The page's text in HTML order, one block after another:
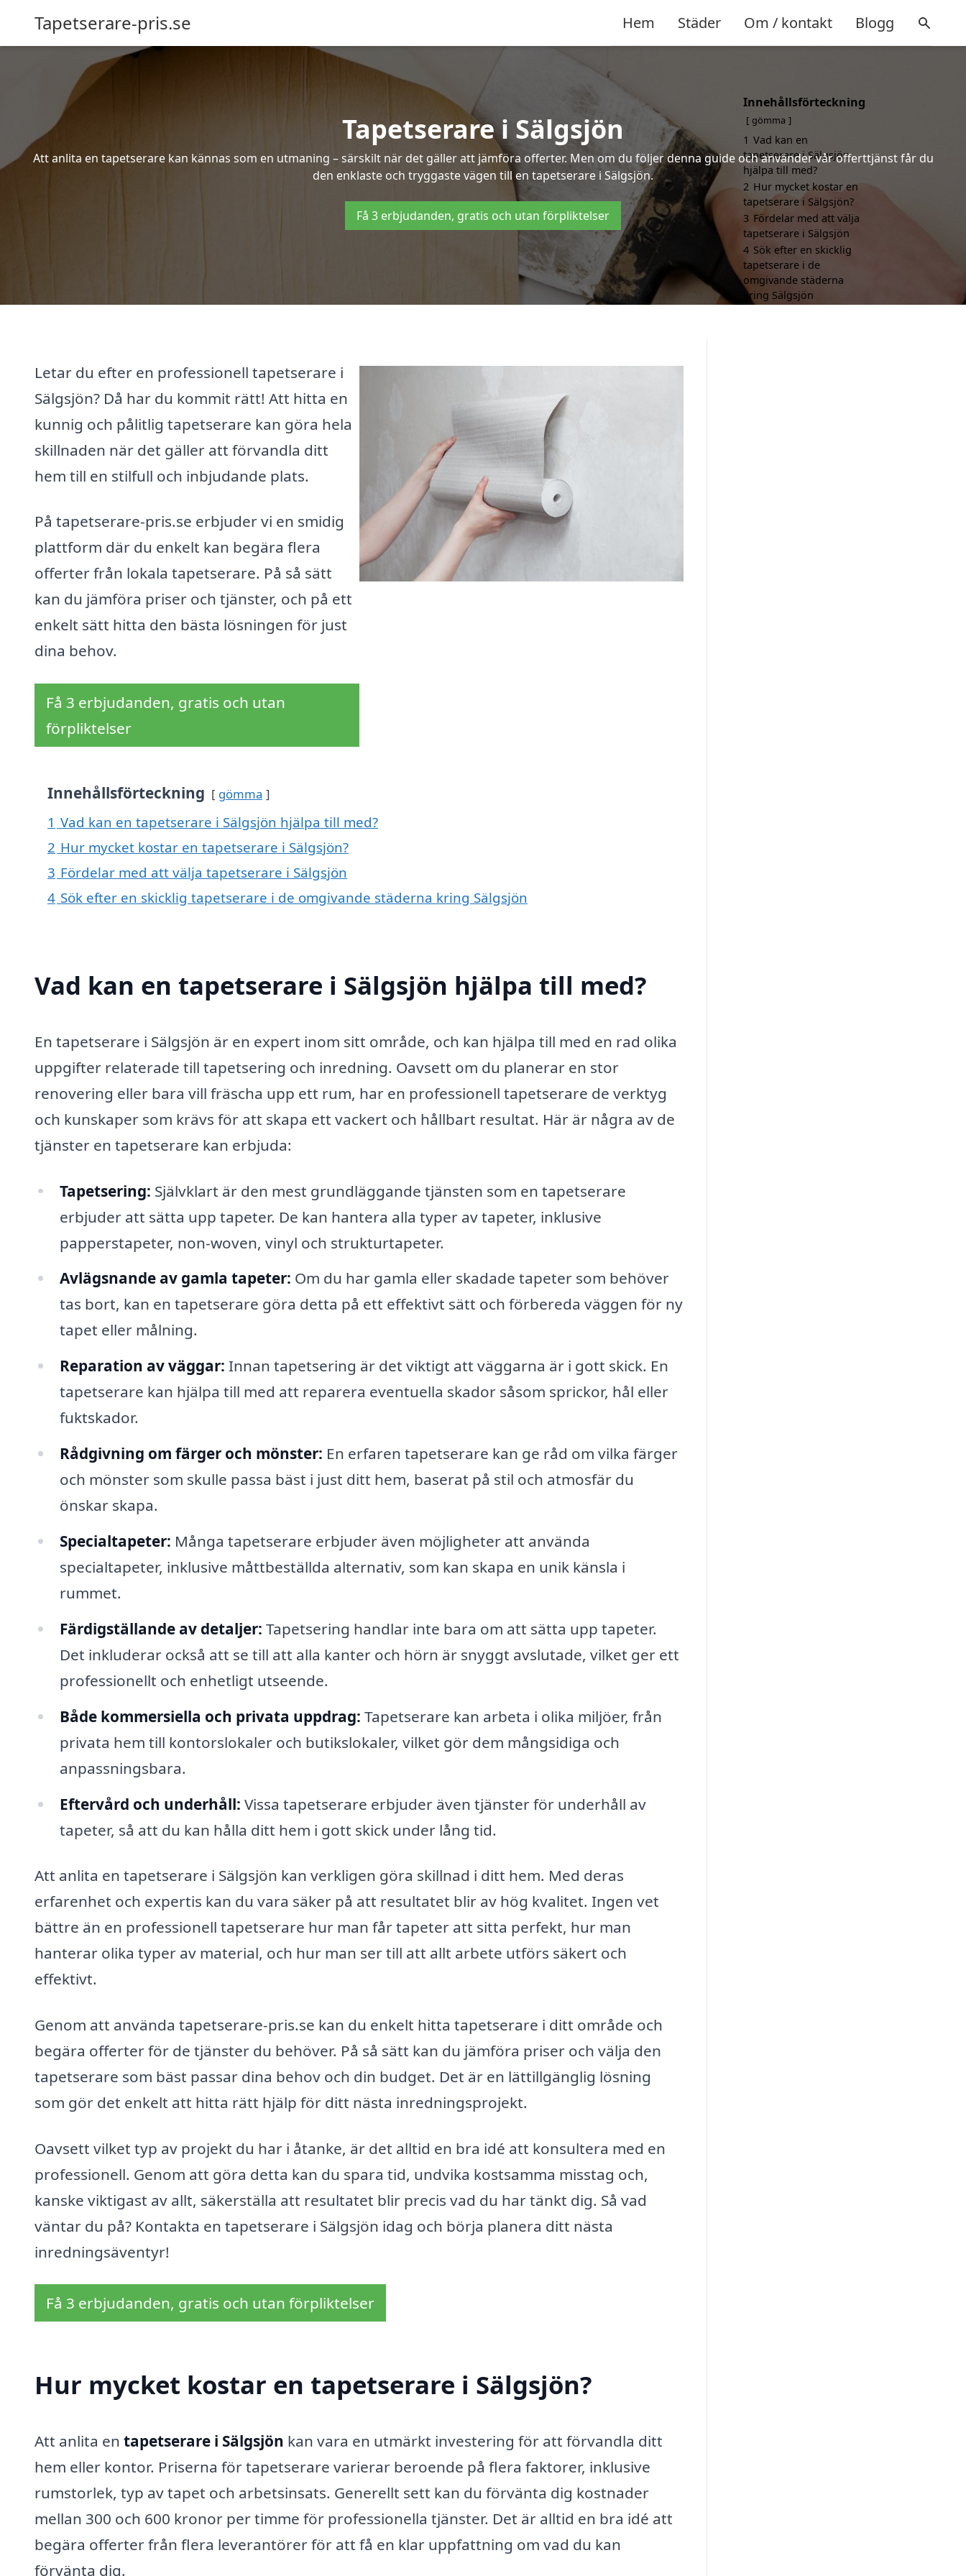
Tapetserare-pris.se Hem Städer Om / kontakt Blogg
Tapetserare i Sälgsjön
Att anlita en tapetserare kan kännas som en utmaning – särskilt när det gäller att jämföra offerter. Men om du följer denna guide och använder vår offerttjänst får du
den enklaste och tryggaste vägen till en tapetserare i Sälgsjön.
Få 3 erbjudanden, gratis och utan förpliktelser
Letar du efter en professionell tapetserare i
Sälgsjön? Då har du kommit rätt! Att hitta en
kunnig och pålitlig tapetserare kan göra hela
skillnaden när det gäller att förvandla ditt
hem till en stilfull och inbjudande plats.
På tapetserare-pris.se erbjuder vi en smidig
plattform där du enkelt kan begära flera
offerter från lokala tapetserare. På så sätt
kan du jämföra priser och tjänster, och på ett
enkelt sätt hitta den bästa lösningen för just
dina behov.
Få 3 erbjudanden, gratis och utan
förpliktelser
Innehållsförteckning gömma
1 Vad kan en tapetserare i Sälgsjön hjälpa till med?
2 Hur mycket kostar en tapetserare i Sälgsjön?
3 Fördelar med att välja tapetserare i Sälgsjön
4 Sök efter en skicklig tapetserare i de omgivande städerna kring Sälgsjön
Vad kan en tapetserare i Sälgsjön hjälpa till med?
En tapetserare i Sälgsjön är en expert inom sitt område, och kan hjälpa till med en rad olika
uppgifter relaterade till tapetsering och inredning. Oavsett om du planerar en stor
renovering eller bara vill fräscha upp ett rum, har en professionell tapetserare de verktyg
och kunskaper som krävs för att skapa ett vackert och hållbart resultat. Här är några av de
tjänster en tapetserare kan erbjuda:
Tapetsering: Självklart är den mest grundläggande tjänsten som en tapetserare
erbjuder att sätta upp tapeter. De kan hantera alla typer av tapeter, inklusive
papperstapeter, non-woven, vinyl och strukturtapeter.
Avlägsnande av gamla tapeter: Om du har gamla eller skadade tapeter som behöver
tas bort, kan en tapetserare göra detta på ett effektivt sätt och förbereda väggen för ny
tapet eller målning.
Reparation av väggar: Innan tapetsering är det viktigt att väggarna är i gott skick. En
tapetserare kan hjälpa till med att reparera eventuella skador såsom sprickor, hål eller
fuktskador.
Rådgivning om färger och mönster: En erfaren tapetserare kan ge råd om vilka färger
och mönster som skulle passa bäst i just ditt hem, baserat på stil och atmosfär du
önskar skapa.
Specialtapeter: Många tapetserare erbjuder även möjligheter att använda
specialtapeter, inklusive måttbeställda alternativ, som kan skapa en unik känsla i
rummet.
Färdigställande av detaljer: Tapetsering handlar inte bara om att sätta upp tapeter.
Det inkluderar också att se till att alla kanter och hörn är snyggt avslutade, vilket ger ett
professionellt och enhetligt utseende.
Både kommersiella och privata uppdrag: Tapetserare kan arbeta i olika miljöer, från
privata hem till kontorslokaler och butikslokaler, vilket gör dem mångsidiga och
anpassningsbara.
Eftervård och underhåll: Vissa tapetserare erbjuder även tjänster för underhåll av
tapeter, så att du kan hålla ditt hem i gott skick under lång tid.
Att anlita en tapetserare i Sälgsjön kan verkligen göra skillnad i ditt hem. Med deras
erfarenhet och expertis kan du vara säker på att resultatet blir av hög kvalitet. Ingen vet
bättre än en professionell tapetserare hur man får tapeter att sitta perfekt, hur man
hanterar olika typer av material, och hur man ser till att allt arbete utförs säkert och
effektivt.
Genom att använda tapetserare-pris.se kan du enkelt hitta tapetserare i ditt område och
begära offerter för de tjänster du behöver. På så sätt kan du jämföra priser och välja den
tapetserare som bäst passar dina behov och din budget. Det är en lättillgänglig lösning
som gör det enkelt att hitta rätt hjälp för ditt nästa inredningsprojekt.
Oavsett vilket typ av projekt du har i åtanke, är det alltid en bra idé att konsultera med en
professionell. Genom att göra detta kan du spara tid, undvika kostsamma misstag och,
kanske viktigast av allt, säkerställa att resultatet blir precis vad du har tänkt dig. Så vad
väntar du på? Kontakta en tapetserare i Sälgsjön idag och börja planera ditt nästa
inredningsäventyr!
Få 3 erbjudanden, gratis och utan förpliktelser
Hur mycket kostar en tapetserare i Sälgsjön?
Att anlita en tapetserare i Sälgsjön kan vara en utmärkt investering för att förvandla ditt
hem eller kontor. Priserna för tapetserare varierar beroende på flera faktorer, inklusive
rumstorlek, typ av tapet och arbetsinsats. Generellt sett kan du förvänta dig kostnader
mellan 300 och 600 kronor per timme för professionella tjänster. Det är alltid en bra idé att
begära offerter från flera leverantörer för att få en klar uppfattning om vad du kan
förvänta dig.
Innehållsförteckning
gömma
1 Vad kan en
tapetserare i Sälgsjön
hjälpa till med?
2 Hur mycket kostar en
tapetserare i Sälgsjön?
3 Fördelar med att välja
tapetserare i Sälgsjön
4 Sök efter en skicklig
tapetserare i de
omgivande städerna
kring Sälgsjön